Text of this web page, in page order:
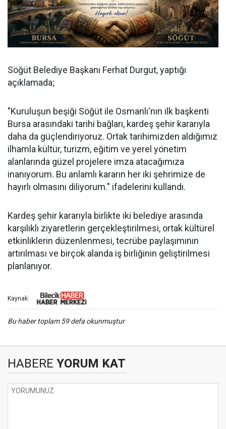
Söğüt Belediye Başkanı Ferhat Durgut, yaptığı
açıklamada;
"Kuruluşun beşiği Söğüt ile Osmanlı'nın ilk başkenti
Bursa arasındaki tarihi bağları, kardeş şehir kararıyla
daha da güçlendiriyoruz. Ortak tarihimizden aldığımız
ilhamla kültür, turizm, eğitim ve yerel yönetim
alanlarında güzel projelere imza atacağımıza
inanıyorum. Bu anlamlı kararın her iki şehrimize de
hayırlı olmasını diliyorum." ifadelerini kullandı.
Kardeş şehir kararıyla birlikte iki belediye arasında
karşılıklı ziyaretlerin gerçekleştirilmesi, ortak kültürel
etkinliklerin düzenlenmesi, tecrübe paylaşımının
artırılması ve birçok alanda iş birliğinin geliştirilmesi
planlanıyor.
Kaynak:
Bu haber toplam 59 defa okunmuştur
HABERE YORUM KAT